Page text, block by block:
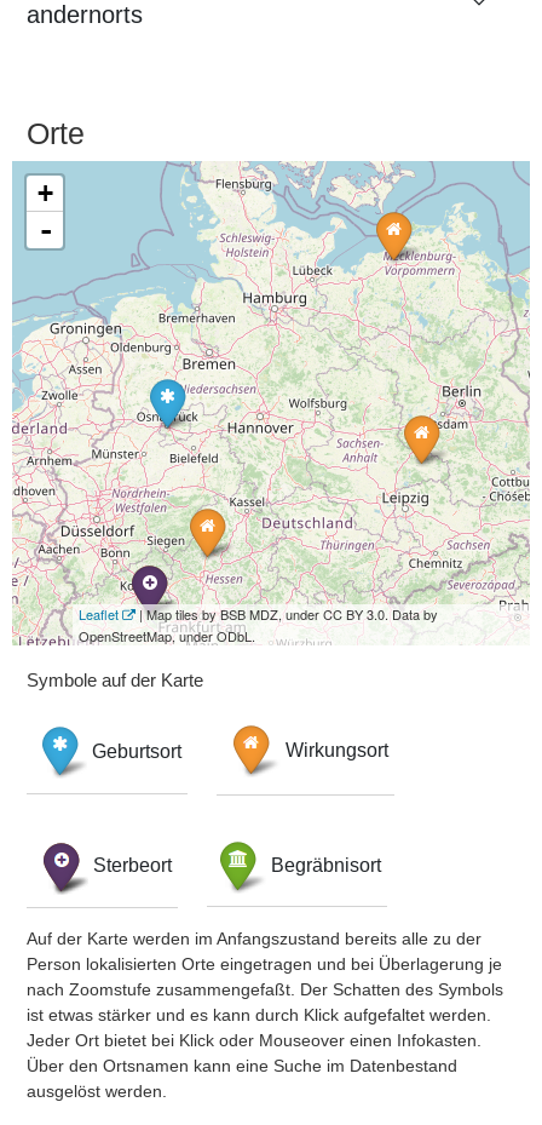
andernorts
Orte
+
-
Leaflet
| Map tiles by BSB MDZ, under CC BY 3.0. Data by
OpenStreetMap, under ODbL.
Symbole auf der Karte
Geburtsort Wirkungsort
Sterbeort Begräbnisort
Auf der Karte werden im Anfangszustand bereits alle zu der
Person lokalisierten Orte eingetragen und bei Überlagerung je
nach Zoomstufe zusammengefaßt. Der Schatten des Symbols
ist etwas stärker und es kann durch Klick aufgefaltet werden.
Jeder Ort bietet bei Klick oder Mouseover einen Infokasten.
Über den Ortsnamen kann eine Suche im Datenbestand
ausgelöst werden.